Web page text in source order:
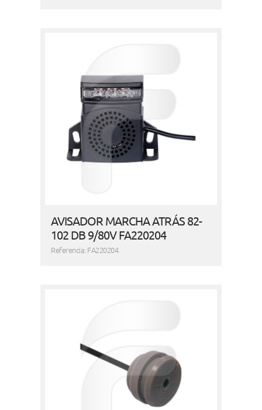
AVISADOR MARCHA ATRÁS 82-
102 DB 9/80V FA220204
Referencia: FA220204